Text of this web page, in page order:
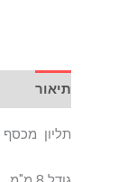
תיאור
תליון מכסף 925.